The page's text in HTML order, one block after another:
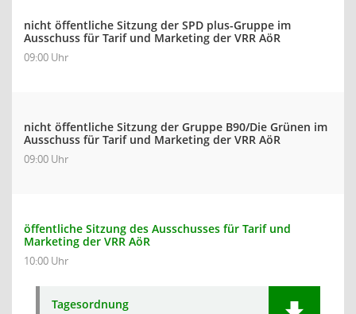
nicht öffentliche Sitzung der SPD plus-Gruppe im
Ausschuss für Tarif und Marketing der VRR AöR
09:00 Uhr
nicht öffentliche Sitzung der Gruppe B90/Die Grünen im
Ausschuss für Tarif und Marketing der VRR AöR
09:00 Uhr
öffentliche Sitzung des Ausschusses für Tarif und
Marketing der VRR AöR
10:00 Uhr
Tagesordnung